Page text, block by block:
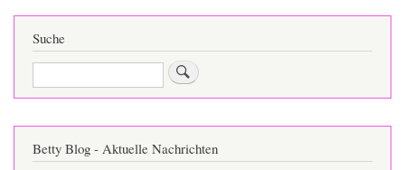
Suche
Suche
Betty Blog - Aktuelle Nachrichten